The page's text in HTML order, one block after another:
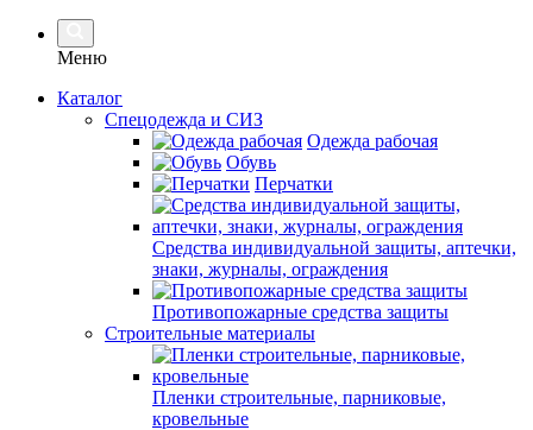
Меню
Каталог
Спецодежда и СИЗ
Одежда рабочая
Обувь
Перчатки
Средства индивидуальной защиты, аптечки,
знаки, журналы, ограждения
Противопожарные средства защиты
Строительные материалы
Пленки строительные, парниковые,
кровельные